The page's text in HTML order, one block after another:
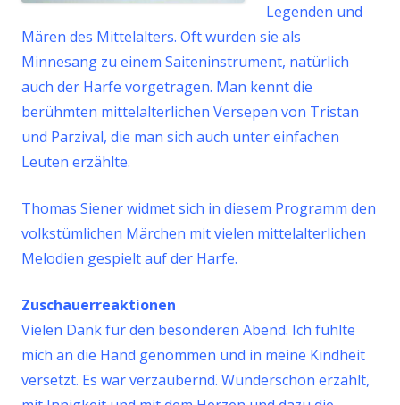
Legenden und
Mären des Mittelalters. Oft wurden sie als
Minnesang zu einem Saiteninstrument, natürlich
auch der Harfe vorgetragen. Man kennt die
berühmten mittelalterlichen Versepen von Tristan
und Parzival, die man sich auch unter einfachen
Leuten erzählte.
Thomas Siener widmet sich in diesem Programm den
volkstümlichen Märchen mit vielen mittelalterlichen
Melodien gespielt auf der Harfe.
Zuschauerreaktionen
Vielen Dank für den besonderen Abend. Ich fühlte
mich an die Hand genommen und in meine Kindheit
versetzt. Es war verzaubernd. Wunderschön erzählt,